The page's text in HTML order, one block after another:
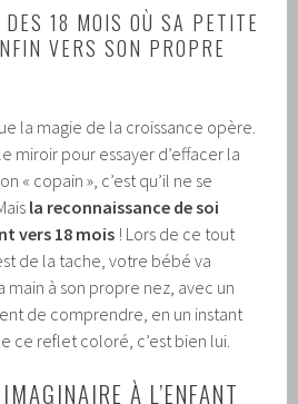
18 MOIS OÙ SA PETITE
VERS SON PROPRE
la magie de la croissance opère.
miroir pour essayer d’effacer la
« copain », c’est qu’il ne se
la reconnaissance de soi
vers 18 mois ! Lors de ce tout
de la tache, votre bébé va
à son propre nez, avec un
de comprendre, en un instant
ce reflet coloré, c’est bien lui.
À L’ENFANT